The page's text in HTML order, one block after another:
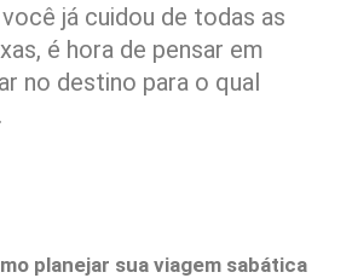
já cuidou de todas as
é hora de pensar em
no destino para o qual
planejar sua viagem sabática